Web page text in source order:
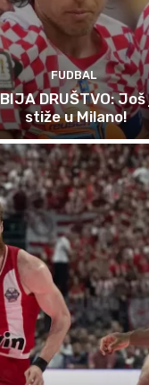
FUDBAL
DRUŠTVO:
stiže u Milano!